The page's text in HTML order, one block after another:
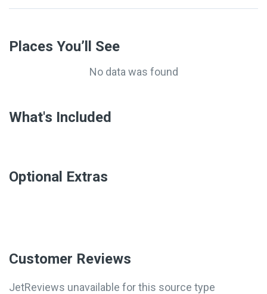
Places You’ll See
No data was found
What's Included
Optional Extras​
Customer Reviews
JetReviews unavailable for this source type